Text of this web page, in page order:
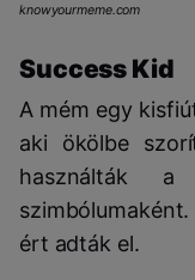
knowyourmeme.com
Success Kid
A mém egy
aki ökölbe
használták
ért adták el.